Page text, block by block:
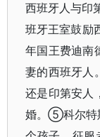
西班牙人与印
班牙王室鼓励
年国王费迪南
妻的西班牙人
还是印第安人
婚。⑤科尔特